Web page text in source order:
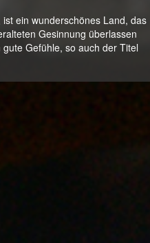
ein wunderschönes Land, das
Gesinnung überlassen
Gefühle, so auch der Titel